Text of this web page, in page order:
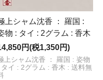
上シャム沈香 ： 羅国 :
物 : タイ : 2グラム : 香木
円(税1,350円)
上シャム沈香 ： 羅国 : 姿物
タイ : 2グラム : 香木 : 送料無